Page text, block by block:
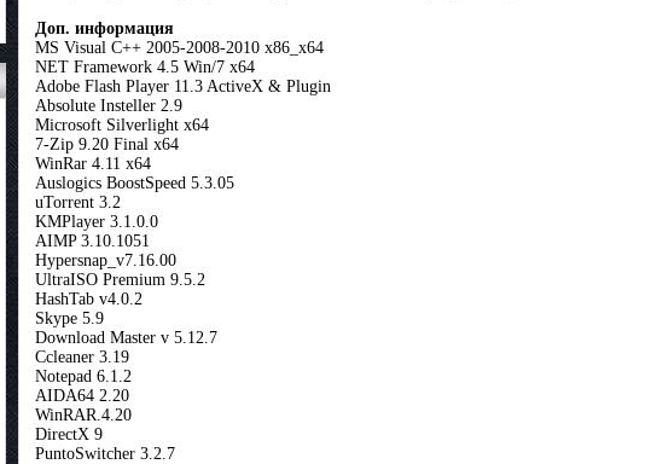
Доп. информация
MS Visual C++ 2005-2008-2010 х86_x64
NET Framework 4.5 Win/7 x64
Adobe Flash Player 11.3 ActiveX & Plugin
Absolute Insteller 2.9
Microsoft Silverlight x64
7-Zip 9.20 Final x64
WinRar 4.11 x64
Auslogics BoostSpeed 5.3.05
uTorrent 3.2
KMPlayer 3.1.0.0
AIMP 3.10.1051
Hypersnap_v7.16.00
UltraISO Premium 9.5.2
HashTab v4.0.2
Skype 5.9
Download Master v 5.12.7
Ccleaner 3.19
Notepad 6.1.2
AIDA64 2.20
WinRAR.4.20
DirectX 9
PuntoSwitcher 3.2.7